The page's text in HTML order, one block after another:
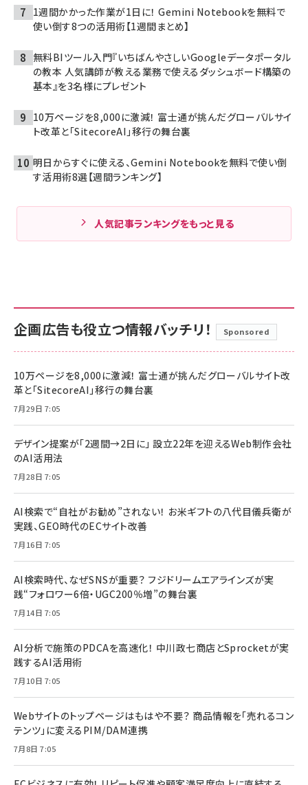
1週間かかった作業が1日に！ Gemini Notebookを無料で
使い倒す8つの活用術【1週間まとめ】
無料BIツール入門『いちばんやさしいGoogleデータポータル
の教本 人気講師が教える業務で使えるダッシュボード構築の
基本』を3名様にプレゼント
10万ページを8,000に激減！ 富士通が挑んだグローバルサイ
ト改革と「SitecoreAI」移行の舞台裏
明日からすぐに使える、Gemini Notebookを無料で使い倒
す活用術8選【週間ランキング】
人気記事ランキングをもっと見る
企画広告も役立つ情報バッチリ！ Sponsored
10万ページを8,000に激減！ 富士通が挑んだグローバルサイト改
革と「SitecoreAI」移行の舞台裏
7月29日 7:05
デザイン提案が「2週間→2日に」 設立22年を迎えるWeb制作会社
のAI活用法
7月28日 7:05
AI検索で“自社がお勧め”されない！ お米ギフトの八代目儀兵衛が
実践、GEO時代のECサイト改善
7月16日 7:05
AI検索時代、なぜSNSが重要？ フジドリームエアラインズが実
践“フォロワー6倍・UGC200％増”の舞台裏
7月14日 7:05
AI分析で施策のPDCAを高速化！ 中川政七商店とSprocketが実
践するAI活用術
7月10日 7:05
Webサイトのトップページはもはや不要？ 商品情報を「売れるコン
テンツ」に変えるPIM/DAM連携
7月8日 7:05